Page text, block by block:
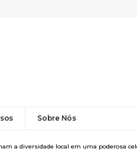
Sobre Nós
a diversidade local em uma poderosa